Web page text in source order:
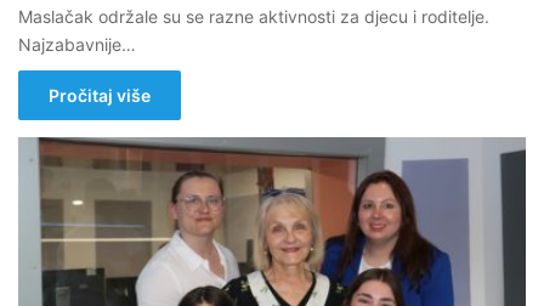
Maslačak održale su se razne aktivnosti za djecu i roditelje.
Najzabavnije…
Pročitaj više